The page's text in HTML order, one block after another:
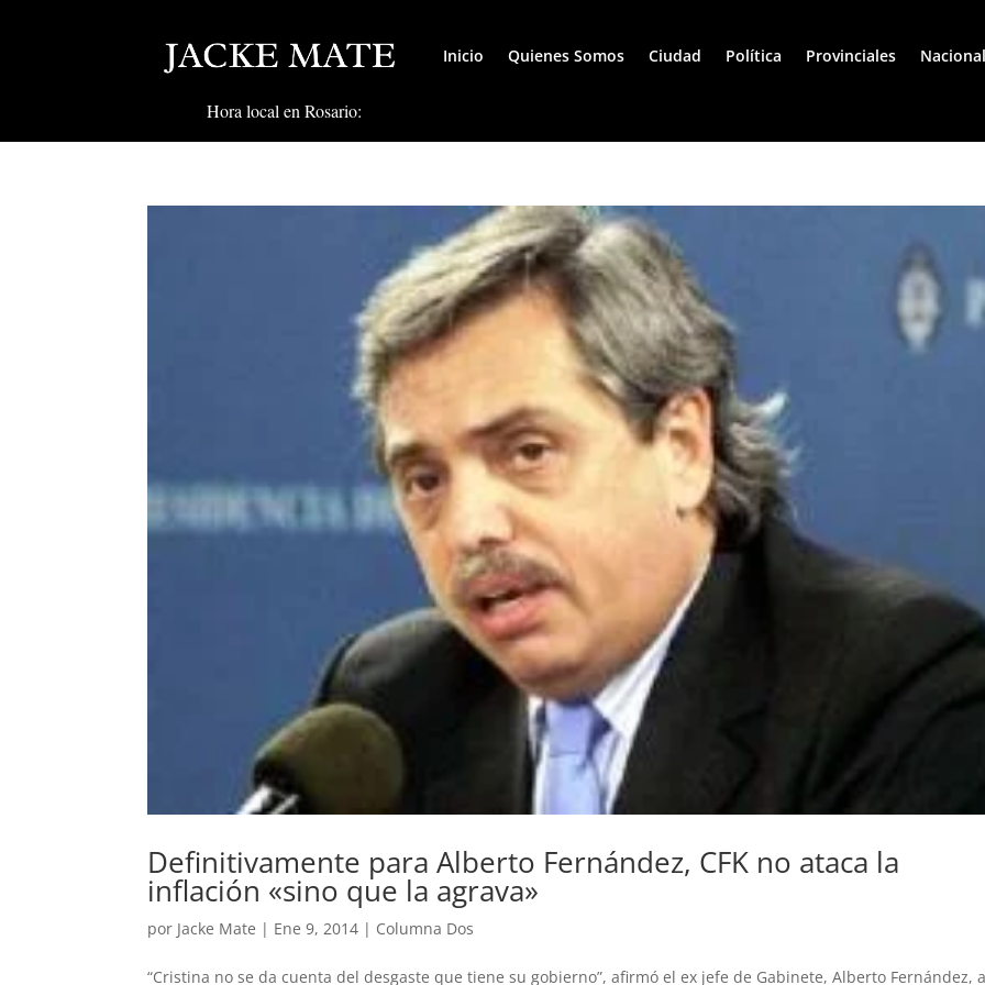
Inicio Quienes Somos Ciudad Política Provinciales
Hora local en Rosario:
Definitivamente para Alberto Fernández, CFK no ataca la
inflación «sino que la agrava»
por Jacke Mate | Ene 9, 2014 | Columna Dos
“Cristina no se da cuenta del desgaste que tiene su gobierno”, afirmó el ex jefe de Gabinete, Alberto Fernández,